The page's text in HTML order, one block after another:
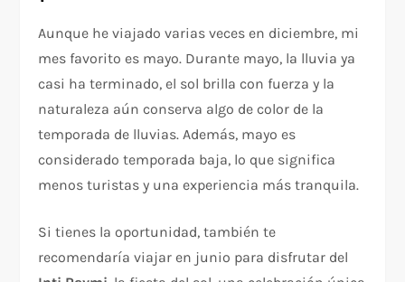
Aunque he viajado varias veces en diciembre, mi
mes favorito es mayo. Durante mayo, la lluvia ya
casi ha terminado, el sol brilla con fuerza y la
naturaleza aún conserva algo de color de la
temporada de lluvias. Además, mayo es
considerado temporada baja, lo que significa
menos turistas y una experiencia más tranquila.
Si tienes la oportunidad, también te
recomendaría viajar en junio para disfrutar del